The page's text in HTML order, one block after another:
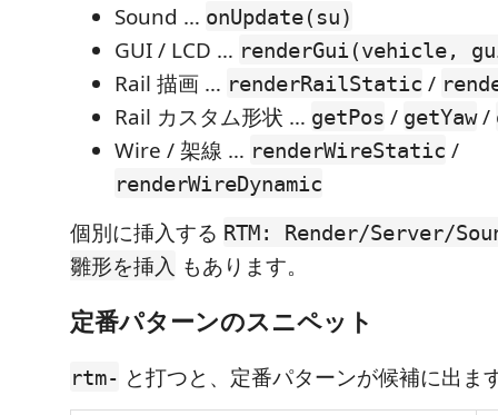
Sound … onUpdate(su)
GUI / LCD … renderGui(vehicle,
Rail 描画 … renderRailStatic /
Rail カスタム形状 … getPos / getYaw/
Wire / 架線 … renderWireStatic /
renderWireDynamic
個別に挿入する RTM: Render/Server/
雛形を挿入 もあります。
定番パターンのスニペット
rtm- と打つと、定番パターンが候補に出ま